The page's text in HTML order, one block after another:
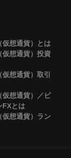
仮想通貨）とは
仮想通貨）投資
仮想通貨）取引
仮想通貨）／ビ
FXとは
仮想通貨）ラン